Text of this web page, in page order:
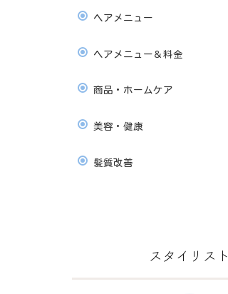
ヘアメニュー
ヘアメニュー＆料金
商品・ホームケア
美容・健康
髪質改善
スタイリスト